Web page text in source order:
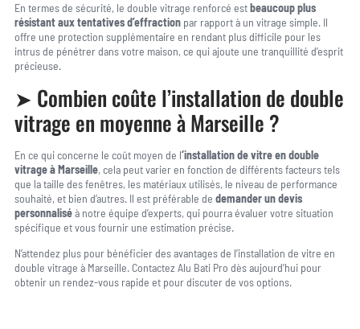
En termes de sécurité, le double vitrage renforcé estbeaucoup plus
résistant aux tentatives d’effractionpar rapport à un vitrage simple. Il
offre une protection supplémentaire en rendant plus difficile pour les
intrus de pénétrer dans votre maison, ce qui ajoute une tranquillité d’esprit
précieuse.
➤ Combien coûte l’installation de double
vitrage en moyenne à Marseille ?
En ce qui concerne le coût moyen de l‘installation de vitre en double
vitrage à Marseille, cela peut varier en fonction de différents facteurs tels
que la taille des fenêtres, les matériaux utilisés, le niveau de performance
souhaité, et bien d’autres. Il est préférable de demander un devis
personnaliséà notre équipe d’experts, qui pourra évaluer votre situation
spécifique et vous fournir une estimation précise.
N’attendez plus pour bénéficier des avantages de l’installation de vitre en
double vitrage à Marseille. Contactez Alu Bati Pro dès aujourd’hui pour
obtenir un rendez-vous rapide et pour discuter de vos options.